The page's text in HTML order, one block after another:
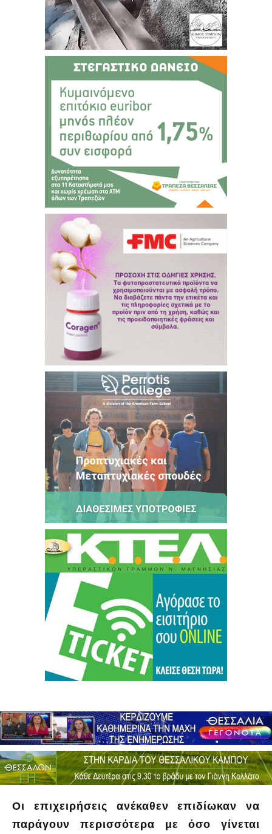
Οι επιχειρήσεις ανέκαθεν επιδίωκαν να
παράγουν περισσότερα με όσο γίνεται